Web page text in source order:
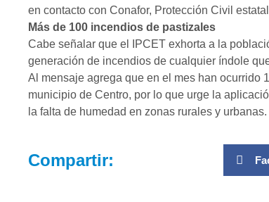
en contacto con Conafor, Protección Civil
Más de 100 incendios de pastizales
Cabe señalar que el IPCET exhorta a la
generación de incendios de cualquier índole
Al mensaje agrega que en el mes han ocurrido
municipio de Centro, por lo que urge la
la falta de humedad en zonas rurales y urbanas.
Compartir: